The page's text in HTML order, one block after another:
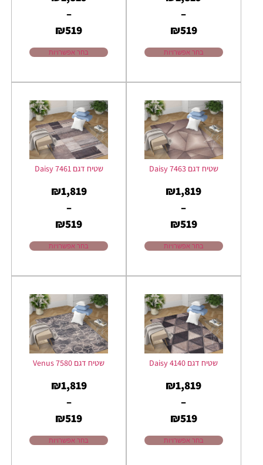
₪519
–
בחר אפשרויות
₪519
–
בחר אפשרויות
שטיח דגם Daisy 7463
₪519
–
₪1,819
בחר אפשרויות
שטיח דגם Daisy 7461
₪519
–
₪1,819
בחר אפשרויות
שטיח דגם Daisy 4140
₪519
–
₪1,819
בחר אפשרויות
שטיח דגם Venus 7580
₪519
–
₪1,819
בחר אפשרויות